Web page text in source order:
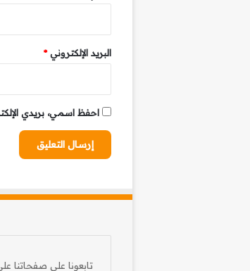
البريد الإلكتروني*
احفظ اسمي، بريدي
تابعونا على صفحاتنا